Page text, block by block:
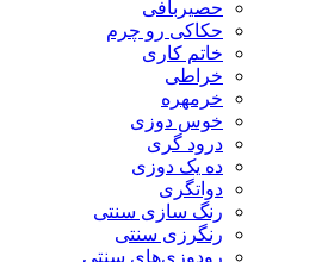
حصیربافی
حکاکی رو چرم
خاتم کاری
خراطی
خرمهره
خوس دوزی
درود گری
ده یک دوزی
دواتگری
رنگ سازی سنتی
رنگرزی سنتی
رودوزی‌های سنتی